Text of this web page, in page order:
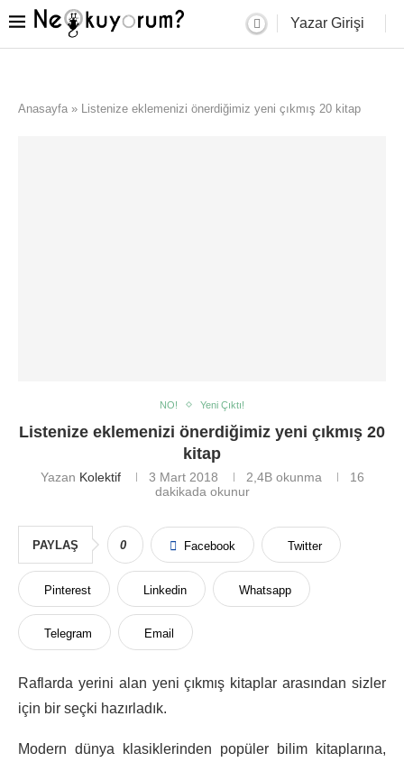
Yazar Girişi
Anasayfa » Listenize eklemenizi önerdiğimiz yeni çıkmış 20 kitap
NO! Yeni Çıktı!
Listenize eklemenizi önerdiğimiz yeni çıkmış 20
kitap
Yazan Kolektif 3 Mart 2018 2,4Bokunma
16
dakikada okunur
PAYLAŞ 0 Facebook Twitter
Pinterest Linkedin Whatsapp
Telegram Email
Raflarda yerini alan yeni çıkmış kitaplar arasından sizler
için bir seçki hazırladık.
Modern dünya klasiklerinden popüler bilim kitaplarına,